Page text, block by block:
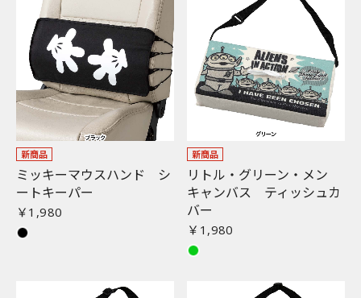
新商品
ミッキーマウスハンド シ
ートキーパー
￥1,980
新商品
リトル・グリーン・メン
キャンバス ティッシュカ
バー
￥1,980